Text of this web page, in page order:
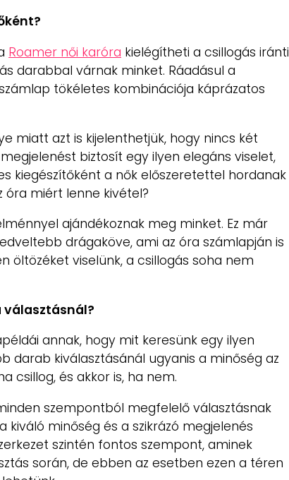
Roamer női karóra kielégítheti a csillogás iránti
darabbal várnak minket. Ráadásul a
tökéletes kombinációja káprázatos
miatt azt is kijelenthetjük, hogy nincs két
biztosít egy ilyen elegáns viselet,
kiegészítőként a nők előszeretettel hordanak
óra miért lenne kivétel?
ajándékoznak meg minket. Ez már
drágaköve, ami az óra számlapján is
öltözéket viselünk, a csillogás soha nem
választásnál?
annak, hogy mit keresünk egy ilyen
darab kiválasztásánál ugyanis a minőség az
csillog, és akkor is, ha nem.
szempontból megfelelő választásnak
kiváló minőség és a szikrázó megjelenés
szintén fontos szempont, aminek
során, de ebben az esetben ezen a téren